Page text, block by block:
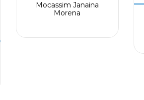
Mocassim Janaina
Morena